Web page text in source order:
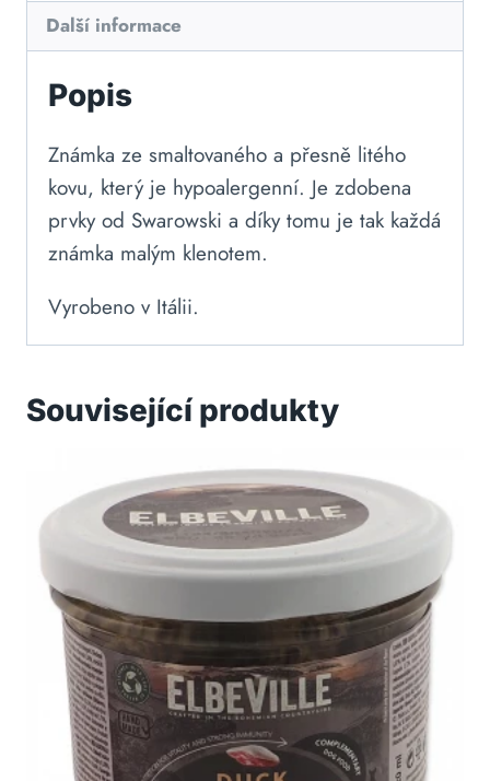
Další informace
Popis
Známka ze smaltovaného a přesně litého
kovu, který je hypoalergenní. Je zdobena
prvky od Swarowski a díky tomu je tak každá
známka malým klenotem.
Vyrobeno v Itálii.
Související produkty